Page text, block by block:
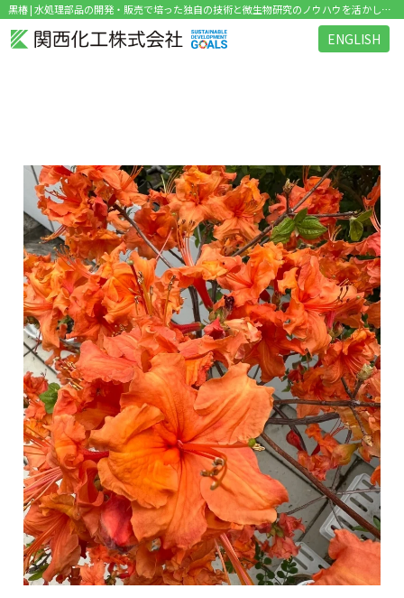
黒椿 | 水処理部品の開発・販売で培った独自の技術と微生物研究のノウハウを活かした環境関連ビジネス を展開
ENGLISH